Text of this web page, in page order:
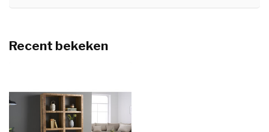
Recent bekeken